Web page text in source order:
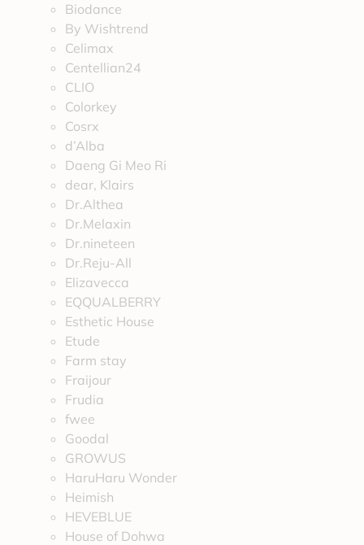
Biodance
By Wishtrend
Celimax
Centellian24
CLIO
Colorkey
Cosrx
d’Alba
Daeng Gi Meo Ri
dear, Klairs
Dr.Althea
Dr.Melaxin
Dr.nineteen
Dr.Reju-All
Elizavecca
EQQUALBERRY
Esthetic House
Etude
Farm stay
Fraijour
Frudia
fwee
Goodal
GROWUS
HaruHaru Wonder
Heimish
HEVEBLUE
House of Dohwa